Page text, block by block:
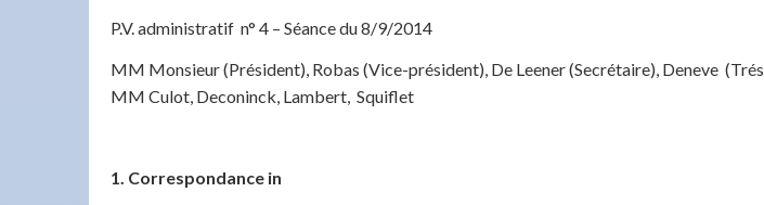
P.V. administratif n° 4 – Séance du 8/9/2014
MM Monsieur (Président), Robas (Vice-président), De Leener (Secrétaire), Deneve
MM Culot, Deconinck, Lambert, Squiflet
1. Correspondance in